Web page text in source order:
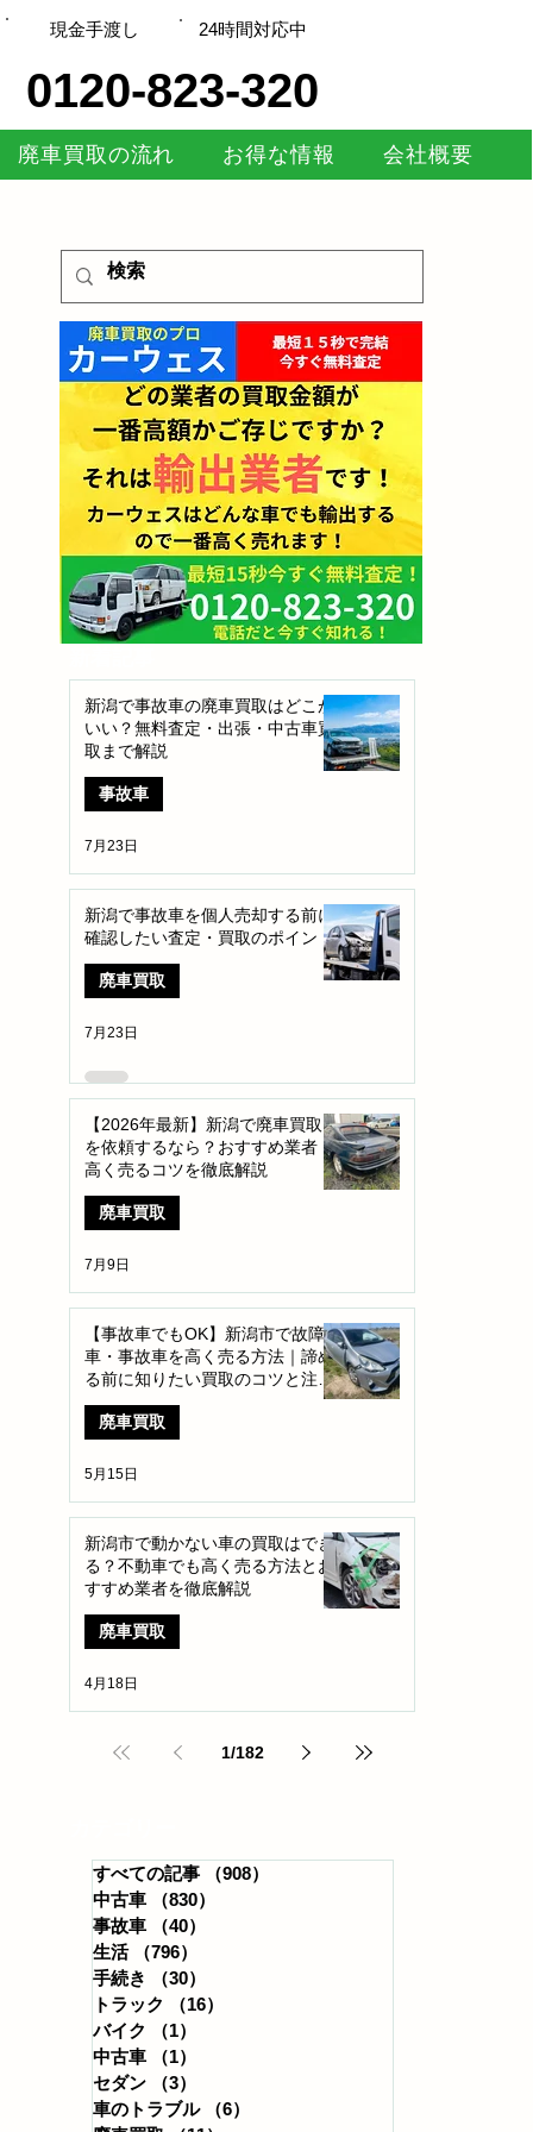
現金手渡し ​24時間対応中
0120-823-320
廃車買取の流れ お得な情報 会社概要
新潟で事故車の廃車買取はどこが
いい？無料査定・出張・中古車買
取まで解説
事故車
7月23日
新潟で事故車を個人売却する前に
確認したい査定・買取のポイント
廃車買取
7月23日
【2026年最新】新潟で廃車買取
を依頼するなら？おすすめ業者・
高く売るコツを徹底解説
廃車買取
7月9日
【事故車でもOK】新潟市で故障
車・事故車を高く売る方法｜諦め
る前に知りたい買取のコツと注意
点
廃車買取
5月15日
新潟市で動かない車の買取はでき
る？不動車でも高く売る方法とお
すすめ業者を徹底解説
廃車買取
4月18日
1/182
すべての記事 （908）
中古車
（830）
事故車
（40）
生活
（796）
手続き
（30）
トラック
（16）
バイク
（1）
中古車
（1）
セダン
（3）
車のトラブル
（6）